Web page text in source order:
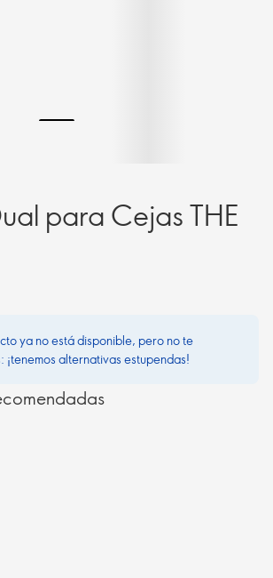
para Cejas THE
ya no está disponible, pero no te
¡tenemos alternativas estupendas!